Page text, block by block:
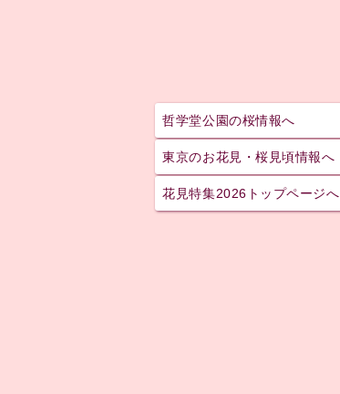
哲学堂公園の桜情報へ
東京のお花見・桜見頃情報へ
花見特集2026トップページへ